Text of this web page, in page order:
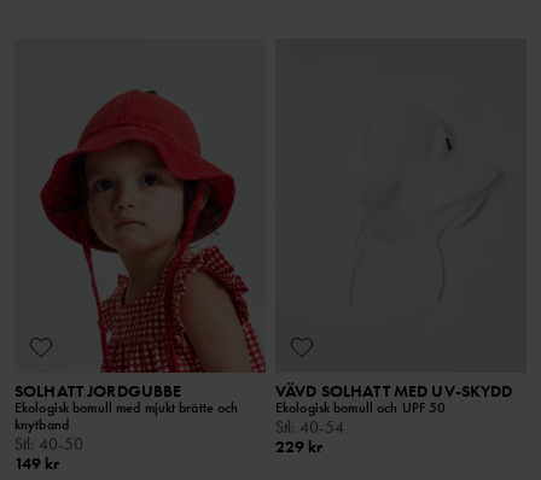
SOLHATT JORDGUBBE
Ekologisk bomull med mjukt brätte och
knytband
Stl : 40-50
149 kr
VÄVD SOLHATT MED UV-SKYDD
Ekologisk bomull och UPF 50
Stl : 40-54
229 kr